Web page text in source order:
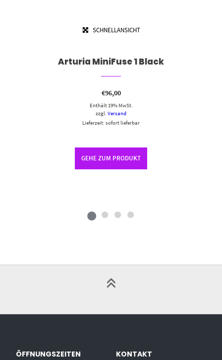
SCHNELLANSICHT
Arturia MiniFuse 1 Black
€96,00
Enthält 19% MwSt.
zzgl.Versand
Lieferzeit: sofort lieferbar
GEHE ZUM PRODUKT
ÖFFNUNGSZEITEN KONTAKT